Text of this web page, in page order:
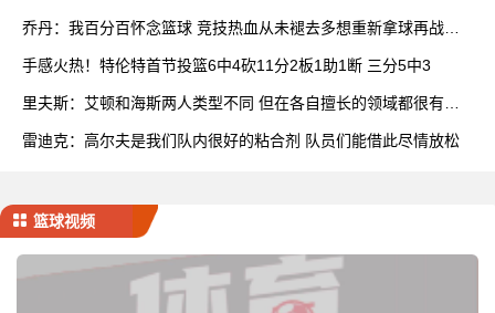
乔丹：我百分百怀念篮球 竞技热血从未褪去多想重新拿球再战一
手感火热！特伦特首节投篮6中4砍11分2板1助1断 三分5中3
里夫斯：艾顿和海斯两人类型不同 但在各自擅长的领域都很有效
雷迪克：高尔夫是我们队内很好的粘合剂 队员们能借此尽情放松
篮球视频